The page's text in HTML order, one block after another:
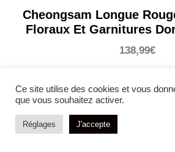
Cheongsam Longue
Floraux Et Garnitures
138,99€
Ce site utilise des cookies et vous
que vous souhaitez activer.
Réglages J'accepte